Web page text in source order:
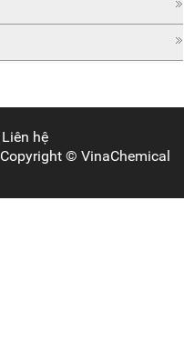
Liên hệ
Copyright © VinaChemical